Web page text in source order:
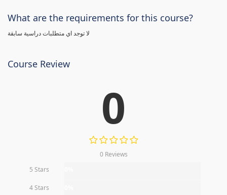
What are the requirements for this course?
لا توجد اي متطلبات دراسية سابقة
Course Review
0
0 Reviews
5 Stars
4 Stars